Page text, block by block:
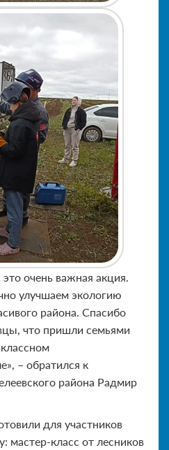
очень важная акция.
улучшаем экологию
района. Спасибо
что пришли семьями
– обратился к
района Радмир
для участников
класс от лесников